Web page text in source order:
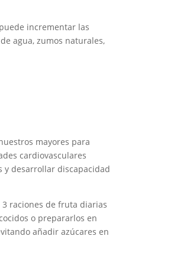
incrementar las
agua, zumos naturales,
mayores para
cardiovasculares
y desarrollar discapacidad
raciones de fruta diarias
o prepararlos en
añadir azúcares en